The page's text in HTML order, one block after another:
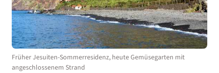
Früher Jesuiten-Sommerresidenz, heute Gemüsegarten mit
angeschlossenem Strand